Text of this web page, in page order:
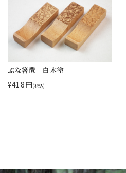
ぶな箸置 白木塗
¥418円(税込)